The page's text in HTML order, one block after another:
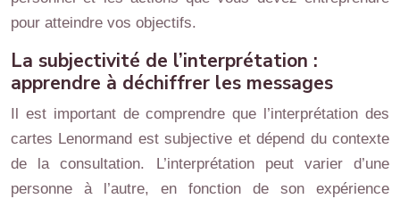
pour atteindre vos objectifs.
La subjectivité de l’interprétation :
apprendre à déchiffrer les messages
Il est important de comprendre que l’interprétation des
cartes Lenormand est subjective et dépend du contexte
de la consultation. L’interprétation peut varier d’une
personne à l’autre, en fonction de son expérience